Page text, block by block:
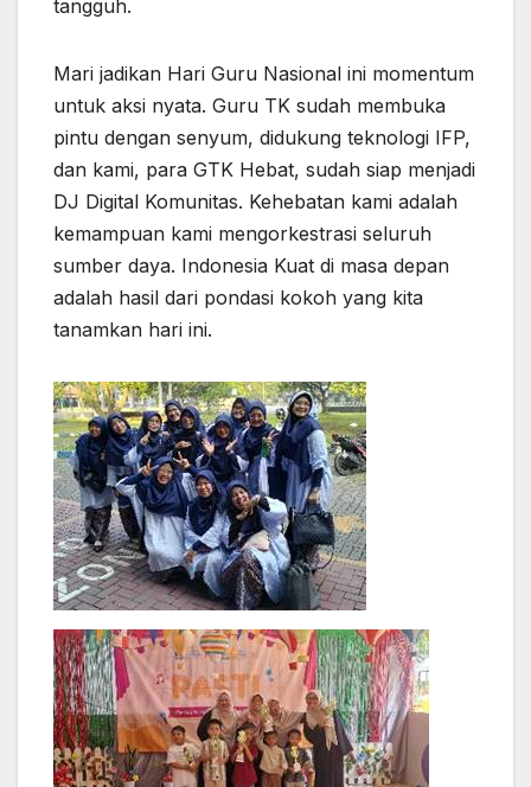
tangguh.
Mari jadikan Hari Guru Nasional ini momentum
untuk aksi nyata. Guru TK sudah membuka
pintu dengan senyum, didukung teknologi IFP,
dan kami, para GTK Hebat, sudah siap menjadi
DJ Digital Komunitas. Kehebatan kami adalah
kemampuan kami mengorkestrasi seluruh
sumber daya. Indonesia Kuat di masa depan
adalah hasil dari pondasi kokoh yang kita
tanamkan hari ini.